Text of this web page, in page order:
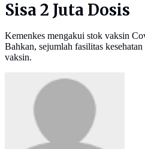
Sisa 2 Juta Dosis
Kemenkes mengakui stok vaksin
Bahkan, sejumlah fasilitas
vaksin.